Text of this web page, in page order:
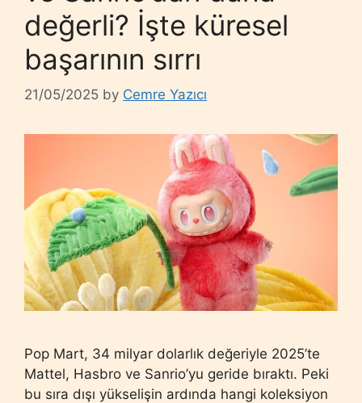
değerli? İşte küresel
başarının sırrı
21/05/2025 by Cemre Yazıcı
Pop Mart, 34 milyar dolarlık değeriyle 2025’te
Mattel, Hasbro ve Sanrio’yu geride bıraktı. Peki
bu sıra dışı yükselişin ardında hangi koleksiyon